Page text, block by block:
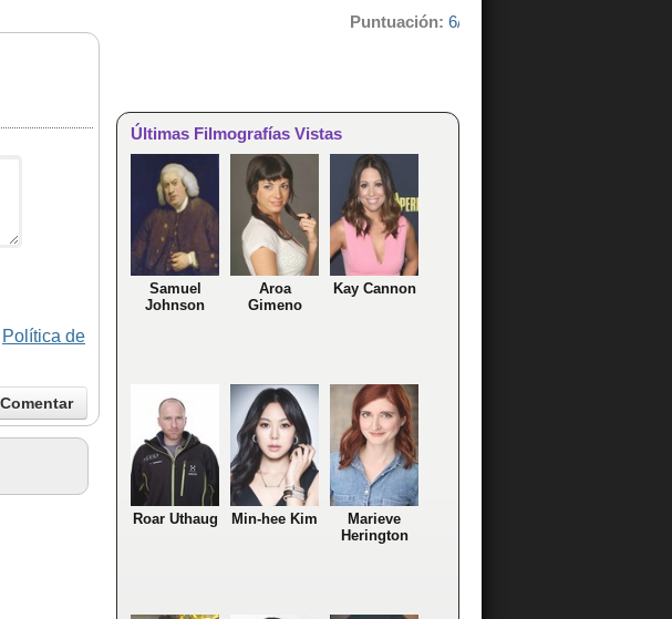
Política de
Comentar
Puntuación: 6/10 de 4 votos
Últimas Filmografías Vistas
Samuel
Johnson
Aroa
Gimeno
Kay Cannon
Roar Uthaug Min-hee Kim
Marieve
Herington